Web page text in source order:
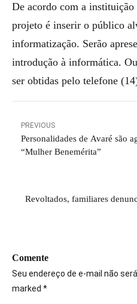
De acordo com a
projeto é inserir o público
informatização. Serão
introdução à informática.
ser obtidas pelo telefone
PREVIOUS
Personalidades de Avaré são
“Mulher Benemérita”
Revoltados, familiares
Comente
Seu endereço de e-mail não
marked *